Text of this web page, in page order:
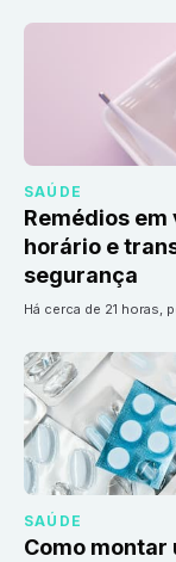
SAÚDE
Remédios
horário e
segurança
há cerca de 21 horas,
SAÚDE
Como